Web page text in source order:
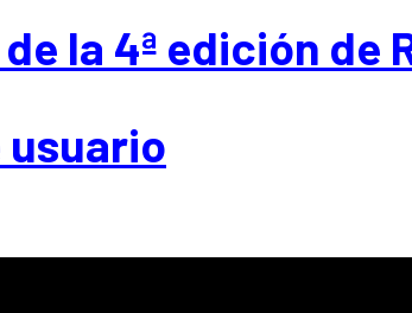
la 4ª edición de
usuario